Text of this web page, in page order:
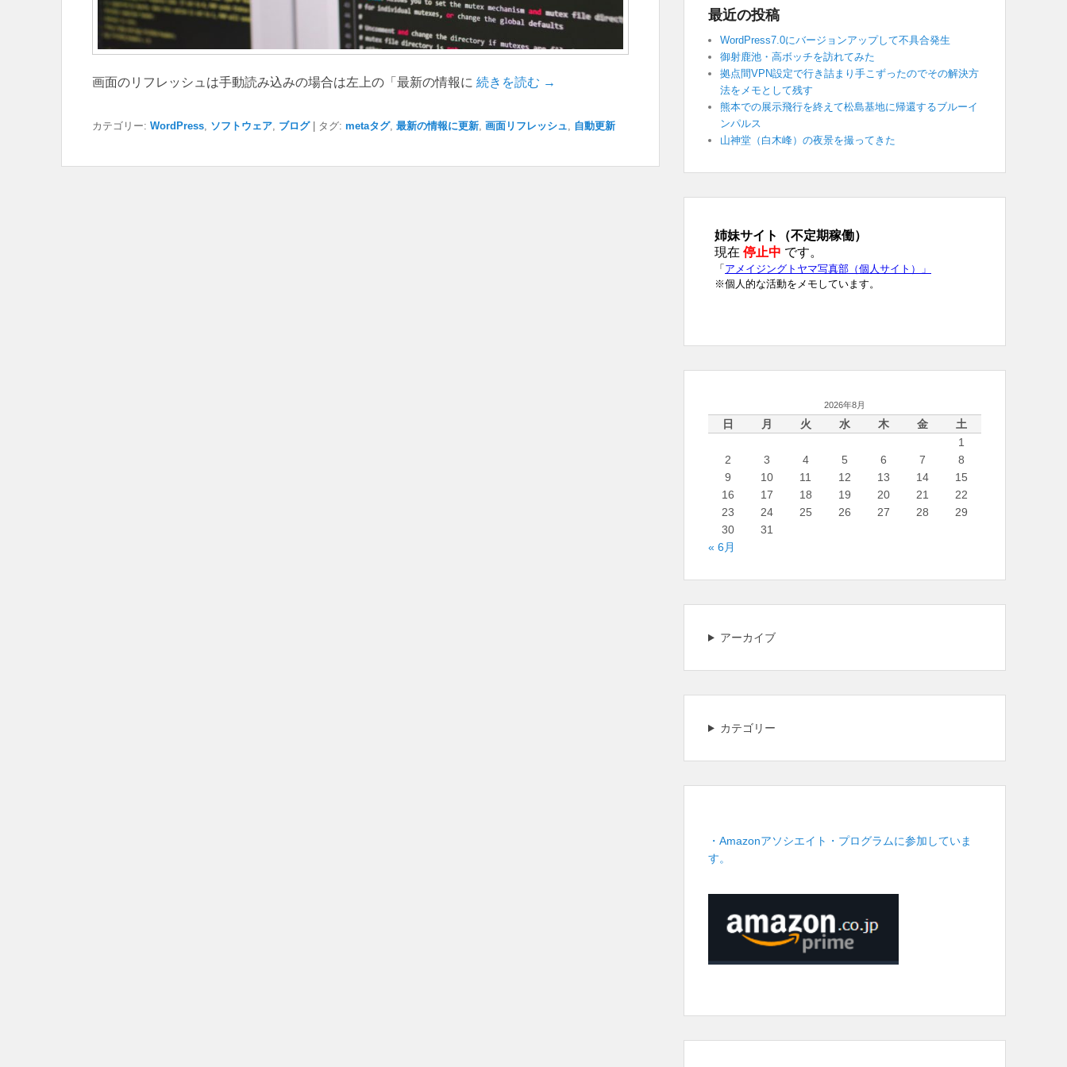
画面のリフレッシュは手動読み込みの場合は左上の「最新の情報に 続きを読む →
カテゴリー: WordPress ソフトウェア ブログ タグ: metaタグ, 最新の情報に更新 画面リフレッシュ 自動更新
最近の投稿
WordPress7.0にバージョンアップして不具合発生
御射鹿池・高ボッチを訪れてみた
拠点間VPN設定で行き詰まり手こずったのでその解決方
法をメモとして残す
熊本での展示飛行を終えて松島基地に帰還するブルーイ
ンパルス
山神堂（白木峰）の夜景を撮ってきた
2026年8月
日 月 火 水 木 金
土
1
2
3 4 5 6 7
8
9
10 11 12 13 14
15
16
17 18 19 20 21
22
23
24 25 26 27 28
29
30
31
« 6月
アーカイブ
カテゴリー
・Amazonアソシエイト・プログラムに参加していま
す。